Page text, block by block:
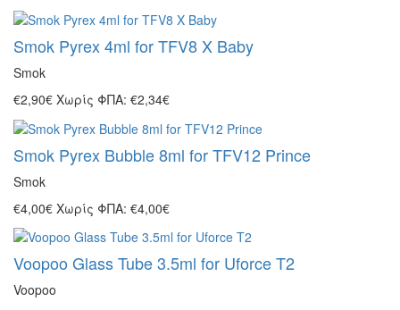
Smok Pyrex 4ml for TFV8 X Baby
Smok
€2,90€ Χωρίς ΦΠΑ: €2,34€
Smok Pyrex Bubble 8ml for TFV12 Prince
Smok
€4,00€ Χωρίς ΦΠΑ: €4,00€
Voopoo Glass Tube 3.5ml for Uforce T2
Voopoo